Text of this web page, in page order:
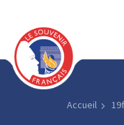
Accueil